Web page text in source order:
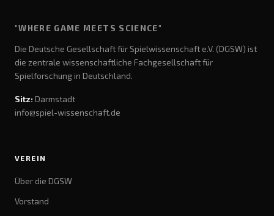
"WHERE GAME MEETS SCIENCE"
Die Deutsche Gesellschaft für Spielwissenschaft e.V. (DGSW) ist
die zentrale wissenschaftliche Fachgesellschaft für
Spielforschung in Deutschland.
Sitz: Darmstadt
info@spiel-wissenschaft.de
VEREIN
Über die DGSW
Vorstand